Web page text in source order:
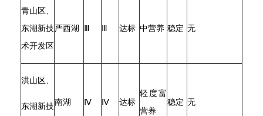
青山区、
东湖新技
术开发区
严西湖 达标 中营养 稳定 无
洪山区、
东湖新技南湖 Ⅳ Ⅳ 达标
轻度富
营养
稳定 无